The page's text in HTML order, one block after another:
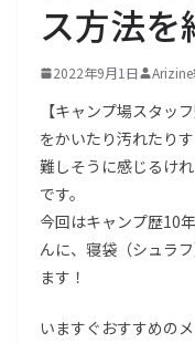
ス方法を
2022年9月1日
【キャンプ場スタッ
をかいたり汚れたり
難しそうに感じるけ
です。
今回はキャンプ歴10
んに、寝袋（シュラ
ます！
いますぐおすすめの